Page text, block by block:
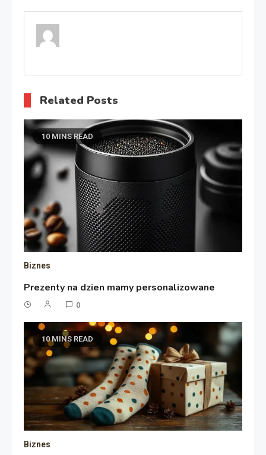
wpisu
Related Posts
10 MINS READ
Biznes
Prezenty na dzien mamy personalizowane
0
10 MINS READ
Biznes